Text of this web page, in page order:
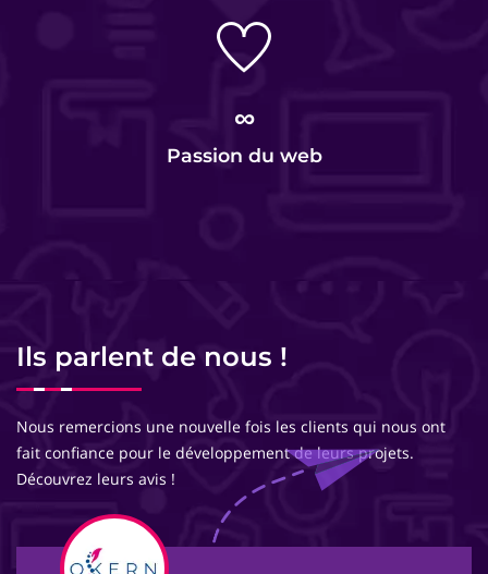
∞
Passion du web
Ils parlent de nous !
Nous remercions une nouvelle fois les clients qui nous ont
fait confiance pour le développement de leurs projets.
Découvrez leurs avis !